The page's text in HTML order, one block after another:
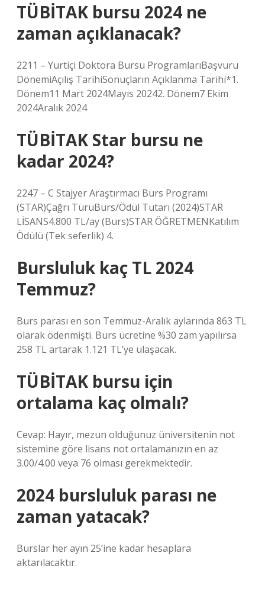
TÜBİTAK bursu 2024 ne
zaman açıklanacak?
2211 – Yurtiçi Doktora Bursu ProgramlarıBaşvuru
DönemiAçılış TarihiSonuçların Açıklanma Tarihi*1.
Dönem11 Mart 2024Mayıs 20242. Dönem7 Ekim
2024Aralık 2024
TÜBİTAK Star bursu ne
kadar 2024?
2247 – C Stajyer Araştırmacı Burs Programı
(STAR)Çağrı TürüBurs/Ödül Tutarı (2024)STAR
LİSANS4.800 TL/ay (Burs)STAR ÖĞRETMENKatılım
Ödülü (Tek seferlik) 4.
Bursluluk kaç TL 2024
Temmuz?
Burs parası en son Temmuz-Aralık aylarında 863 TL
olarak ödenmişti. Burs ücretine %30 zam yapılırsa
258 TL artarak 1.121 TL’ye ulaşacak.
TÜBİTAK bursu için
ortalama kaç olmalı?
Cevap: Hayır, mezun olduğunuz üniversitenin not
sistemine göre lisans not ortalamanızın en az
3.00/4.00 veya 76 olması gerekmektedir.
2024 bursluluk parası ne
zaman yatacak?
Burslar her ayın 25’ine kadar hesaplara
aktarılacaktır.